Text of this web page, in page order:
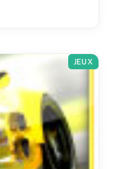
JEUX